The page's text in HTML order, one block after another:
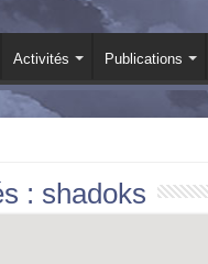
Activités Publications
: shadoks